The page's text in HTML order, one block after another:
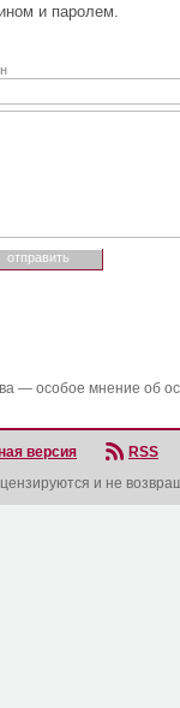
и паролем.
— особое мнение об
версия
RSS
и не